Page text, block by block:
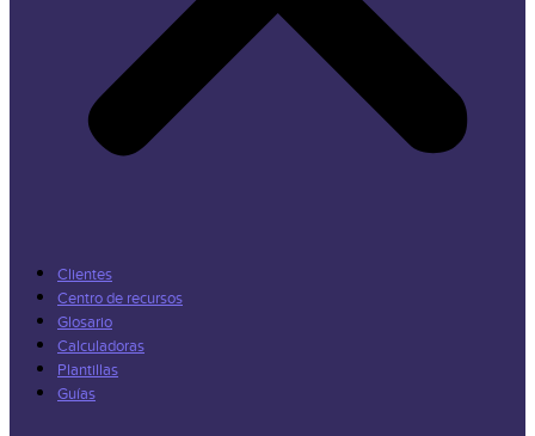
Clientes
Centro de recursos
Glosario
Calculadoras
Plantillas
Guías